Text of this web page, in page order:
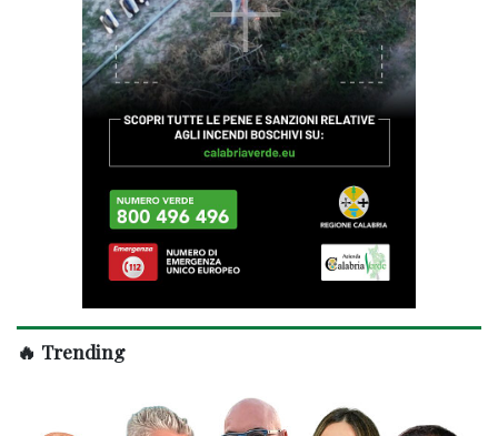
🔥 Trending